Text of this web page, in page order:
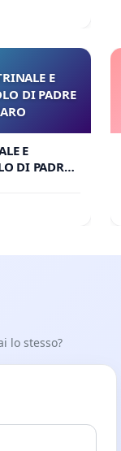
E
DI PADRE
E
DI PADRE
lo stesso?